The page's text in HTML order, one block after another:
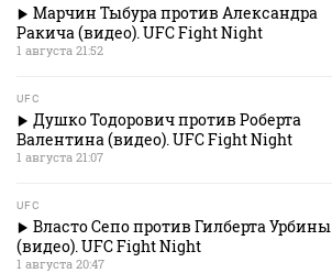
Марчин Тыбура против Александра
Ракича (видео). UFC Fight Night
1 августа 21:52
UFC
Душко Тодорович против Роберта
Валентина (видео). UFC Fight Night
1 августа 21:07
UFC
Власто Сепо против Гилберта Урбины
(видео). UFC Fight Night
1 августа 20:47